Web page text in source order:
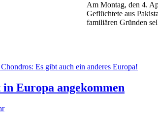
Am Montag, den 4.
Geflüchtete aus
familiären Gründen
Es gibt auch ein anderes Europa!
Europa angekommen